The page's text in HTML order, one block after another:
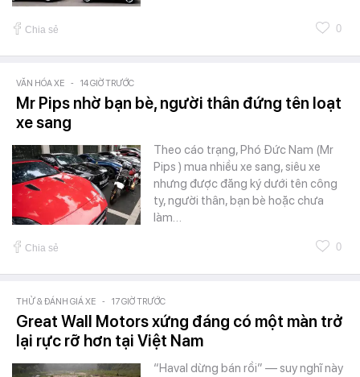
Chia sẻ 0
VĂN HÓA XE - 14 GIỜ TRƯỚC
Mr Pips nhờ bạn bè, người thân đứng tên loạt
xe sang
Theo cáo trạng, Phó Đức Nam (Mr
Pips ) mua nhiều xe sang, siêu xe
nhưng được đăng ký dưới tên công
ty, người thân, bạn bè hoặc chưa
làm…
Chia sẻ 0
THỬ & ĐÁNH GIÁ XE - 17 GIỜ TRƯỚC
Great Wall Motors xứng đáng có một màn trở
lại rực rỡ hơn tại Việt Nam
“Haval dừng bán rồi” — suy nghĩ này